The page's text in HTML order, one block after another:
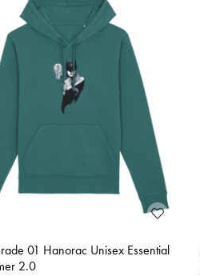
01 Hanorac Unisex Essential
2.0